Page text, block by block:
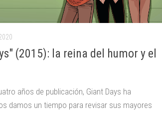
(2015): la reina del humor y el
años de publicación, Giant Days ha
damos un tiempo para revisar sus mayores